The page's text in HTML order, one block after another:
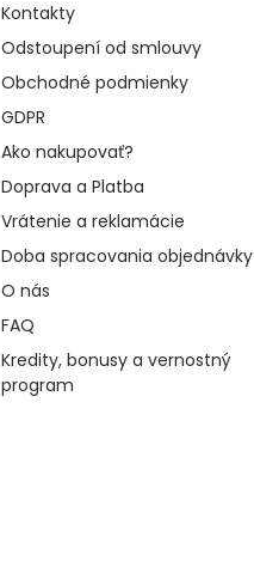
Kontakty
Odstoupení od smlouvy
Obchodné podmienky
GDPR
Ako nakupovať?
Doprava a Platba
Vrátenie a reklamácie
Doba spracovania objednávky
O nás
FAQ
Kredity, bonusy a vernostný
program